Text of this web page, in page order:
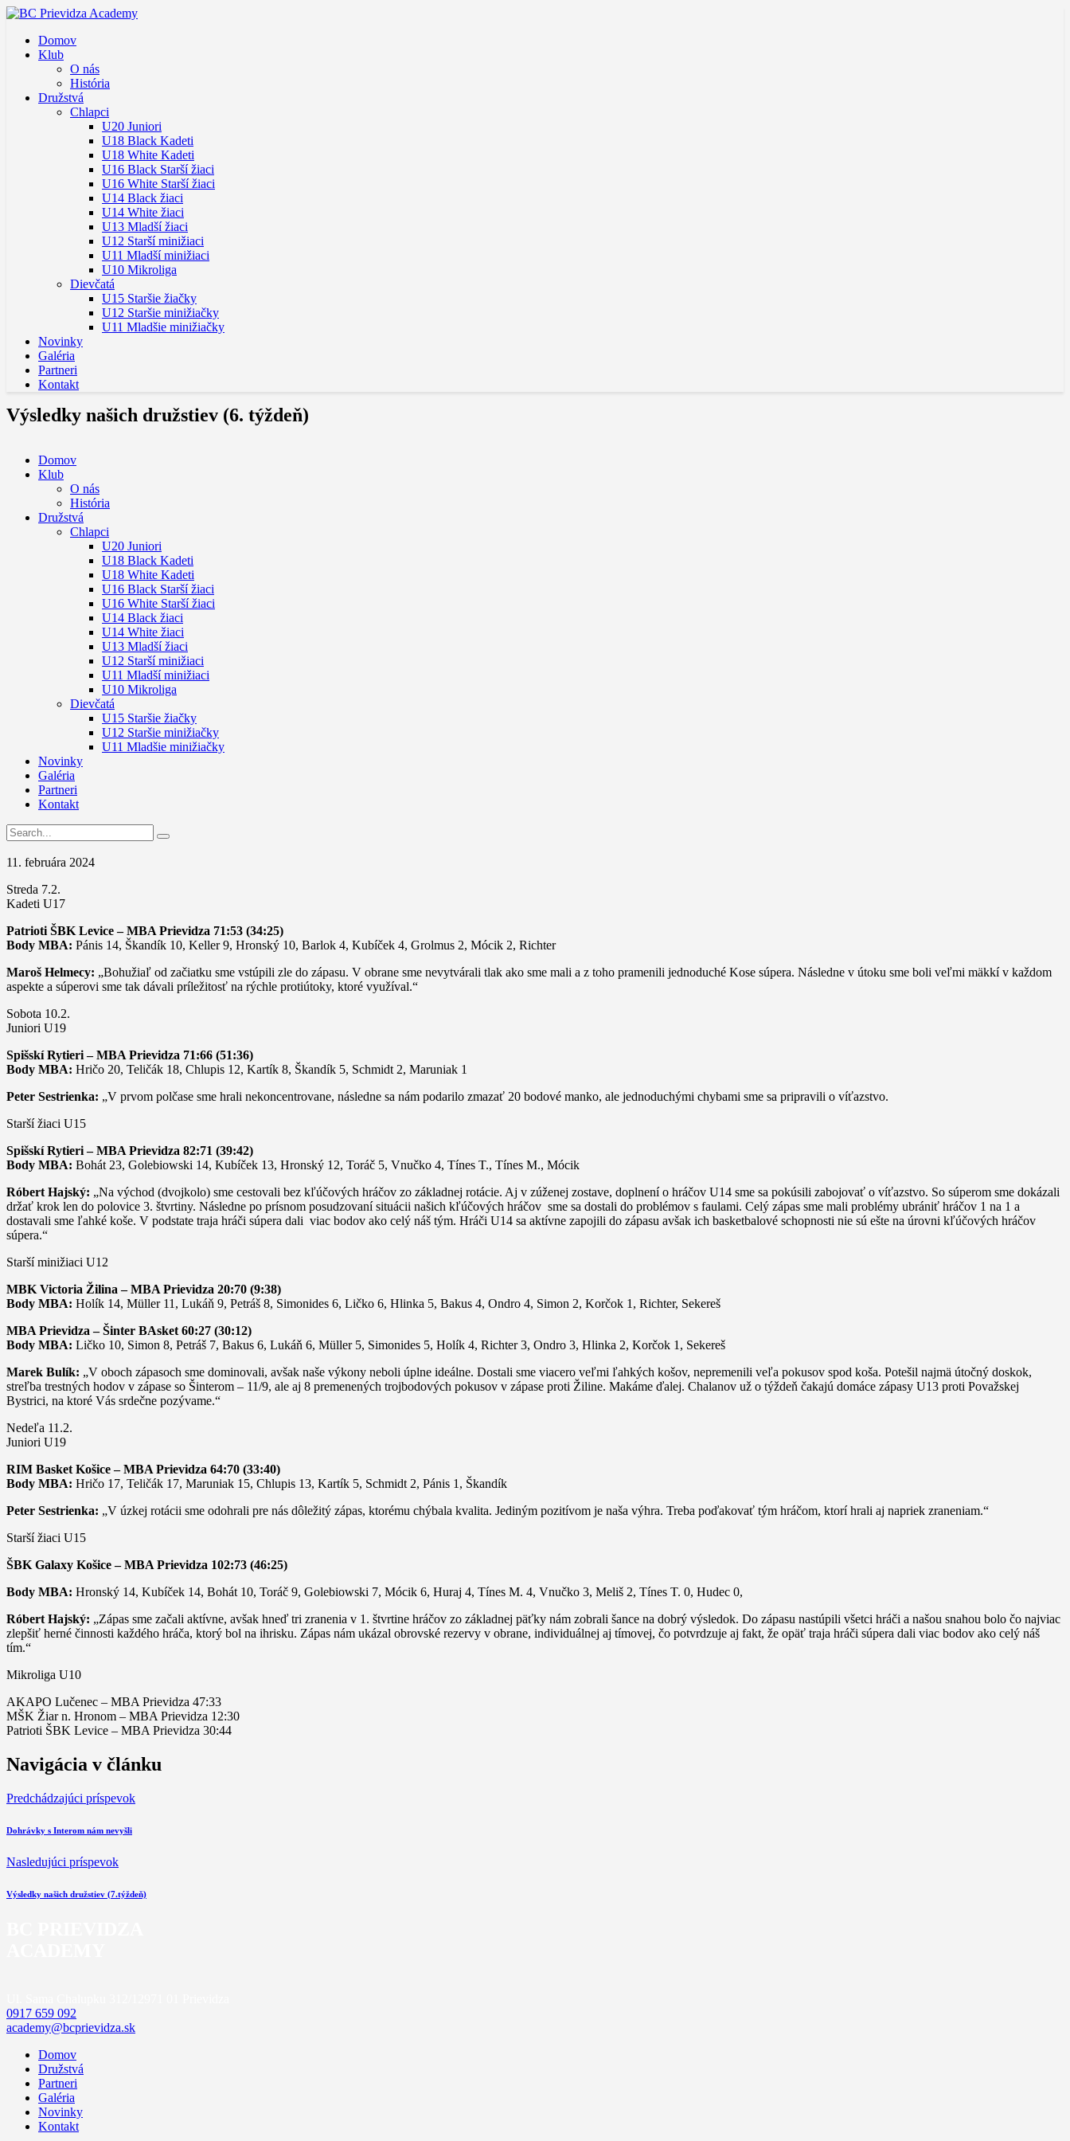
Domov
Klub
O nás
História
Družstvá
Chlapci
U20 Juniori
U18 Black Kadeti
U18 White Kadeti
U16 Black Starší žiaci
U16 White Starší žiaci
U14 Black žiaci
U14 White žiaci
U13 Mladší žiaci
U12 Starší minižiaci
U11 Mladší minižiaci
U10 Mikroliga
Dievčatá
U15 Staršie žiačky
U12 Staršie minižiačky
U11 Mladšie minižiačky
Novinky
Galéria
Partneri
Kontakt
Výsledky našich družstiev (6. týždeň)
Domov
Klub
O nás
História
Družstvá
Chlapci
U20 Juniori
U18 Black Kadeti
U18 White Kadeti
U16 Black Starší žiaci
U16 White Starší žiaci
U14 Black žiaci
U14 White žiaci
U13 Mladší žiaci
U12 Starší minižiaci
U11 Mladší minižiaci
U10 Mikroliga
Dievčatá
U15 Staršie žiačky
U12 Staršie minižiačky
U11 Mladšie minižiačky
Novinky
Galéria
Partneri
Kontakt
11. februára 2024
Streda 7.2.
Kadeti U17
Patrioti ŠBK Levice – MBA Prievidza 71:53 (34:25)
Body MBA: Pánis 14, Škandík 10, Keller 9, Hronský 10, Barlok 4, Kubíček 4, Grolmus 2, Mócik 2, Richter
Maroš Helmecy: „Bohužiaľ od začiatku sme vstúpili zle do zápasu. V obrane sme nevytvárali tlak ako sme mali a z toho pramenili jednoduché Kose súpera. Následne v útoku sme boli veľmi mäkkí v každom
aspekte a súperovi sme tak dávali príležitosť na rýchle protiútoky, ktoré využíval.“
Sobota 10.2.
Juniori U19
Spišskí Rytieri – MBA Prievidza 71:66 (51:36)
Body MBA: Hričo 20, Teličák 18, Chlupis 12, Kartík 8, Škandík 5, Schmidt 2, Maruniak 1
Peter Sestrienka: „V prvom polčase sme hrali nekoncentrovane, následne sa nám podarilo zmazať 20 bodové manko, ale jednoduchými chybami sme sa pripravili o víťazstvo.
Starší žiaci U15
Spišskí Rytieri – MBA Prievidza 82:71 (39:42)
Body MBA: Bohát 23, Golebiowski 14, Kubíček 13, Hronský 12, Toráč 5, Vnučko 4, Tínes T., Tínes M., Mócik
Róbert Hajský: „Na východ (dvojkolo) sme cestovali bez kľúčových hráčov zo základnej rotácie. Aj v zúženej zostave, doplnení o hráčov U14 sme sa pokúsili zabojovať o víťazstvo. So súperom sme dokázali
držať krok len do polovice 3. štvrtiny. Následne po prísnom posudzovaní situácii našich kľúčových hráčov sme sa dostali do problémov s faulami. Celý zápas sme mali problémy ubrániť hráčov 1 na 1 a
dostavali sme ľahké koše. V podstate traja hráči súpera dali viac bodov ako celý náš tým. Hráči U14 sa aktívne zapojili do zápasu avšak ich basketbalové schopnosti nie sú ešte na úrovni kľúčových hráčov
súpera.“
Starší minižiaci U12
MBK Victoria Žilina – MBA Prievidza 20:70 (9:38)
Body MBA: Holík 14, Müller 11, Lukáň 9, Petráš 8, Simonides 6, Ličko 6, Hlinka 5, Bakus 4, Ondro 4, Simon 2, Korčok 1, Richter, Sekereš
MBA Prievidza – Šinter BAsket 60:27 (30:12)
Body MBA: Ličko 10, Simon 8, Petráš 7, Bakus 6, Lukáň 6, Müller 5, Simonides 5, Holík 4, Richter 3, Ondro 3, Hlinka 2, Korčok 1, Sekereš
Marek Bulík: „V oboch zápasoch sme dominovali, avšak naše výkony neboli úplne ideálne. Dostali sme viacero veľmi ľahkých košov, nepremenili veľa pokusov spod koša. Potešil najmä útočný doskok,
streľba trestných hodov v zápase so Šinterom – 11/9, ale aj 8 premenených trojbodových pokusov v zápase proti Žiline. Makáme ďalej. Chalanov už o týždeň čakajú domáce zápasy U13 proti Považskej
Bystrici, na ktoré Vás srdečne pozývame.“
Nedeľa 11.2.
Juniori U19
RIM Basket Košice – MBA Prievidza 64:70 (33:40)
Body MBA: Hričo 17, Teličák 17, Maruniak 15, Chlupis 13, Kartík 5, Schmidt 2, Pánis 1, Škandík
Peter Sestrienka: „V úzkej rotácii sme odohrali pre nás dôležitý zápas, ktorému chýbala kvalita. Jediným pozitívom je naša výhra. Treba poďakovať tým hráčom, ktorí hrali aj napriek zraneniam.“
Starší žiaci U15
ŠBK Galaxy Košice – MBA Prievidza 102:73 (46:25)
Body MBA: Hronský 14, Kubíček 14, Bohát 10, Toráč 9, Golebiowski 7, Mócik 6, Huraj 4, Tínes M. 4, Vnučko 3, Meliš 2, Tínes T. 0, Hudec 0,
Róbert Hajský: „Zápas sme začali aktívne, avšak hneď tri zranenia v 1. štvrtine hráčov zo základnej päťky nám zobrali šance na dobrý výsledok. Do zápasu nastúpili všetci hráči a našou snahou bolo čo najviac
zlepšiť herné činnosti každého hráča, ktorý bol na ihrisku. Zápas nám ukázal obrovské rezervy v obrane, individuálnej aj tímovej, čo potvrdzuje aj fakt, že opäť traja hráči súpera dali viac bodov ako celý náš
tím.“
Mikroliga U10
AKAPO Lučenec – MBA Prievidza 47:33
MŠK Žiar n. Hronom – MBA Prievidza 12:30
Patrioti ŠBK Levice – MBA Prievidza 30:44
Navigácia v článku
Predchádzajúci príspevok
Dohrávky s Interom nám nevyšli
Nasledujúci príspevok
Výsledky našich družstiev (7.týždeň)
0917 659 092
academy@bcprievidza.sk
Domov
Družstvá
Partneri
Galéria
Novinky
Kontakt